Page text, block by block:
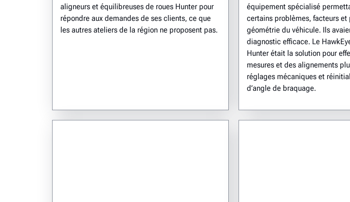
aligneurs et équilibreuses de roues Hunter pour
répondre aux demandes de ses clients, ce que
les autres ateliers de la région ne proposent pas.
équipement spécialisé
certains problèmes, facteurs et
géométrie du véhicule. Ils
diagnostic efficace. Le
Hunter était la solution pour
mesures et des alignements
réglages mécaniques et
d’angle de braquage.